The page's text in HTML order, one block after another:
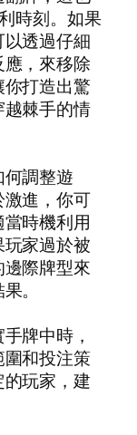
時刻。如果
透過仔細
，來移除
打造出驚
棘手的情
調整遊
進，你可
時機利用
家過於被
際牌型來
。
牌中時，
和投注策
玩家，建